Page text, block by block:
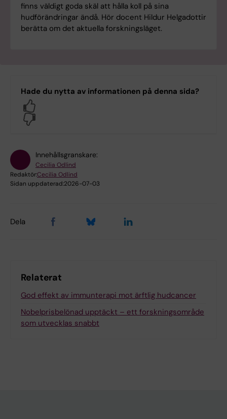
finns väldigt goda skäl att hålla koll på sina
hudförändringar ändå. Hör docent Hildur Helgadottir
berätta om det aktuella forskningsläget.
Hade du nytta av informationen på denna sida?
Innehållsgranskare:
Cecilia Odlind
Redaktör:Cecilia Odlind
Sidan uppdaterad:2026-07-03
Dela
Relaterat
God effekt av immunterapi mot ärftlig hudcancer
Nobelprisbelönad upptäckt – ett forskningsområde
som utvecklas snabbt